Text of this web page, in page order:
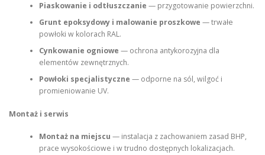
Piaskowanie i odtłuszczanie — przygotowanie powierzchni.
Grunt epoksydowy i malowanie proszkowe — trwałe
powłoki w kolorach RAL.
Cynkowanie ogniowe — ochrona antykorozyjna dla
elementów zewnętrznych.
Powłoki specjalistyczne — odporne na sól, wilgoć i
promieniowanie UV.
Montaż i serwis
Montaż na miejscu — instalacja z zachowaniem zasad BHP,
prace wysokościowe i w trudno dostępnych lokalizacjach.